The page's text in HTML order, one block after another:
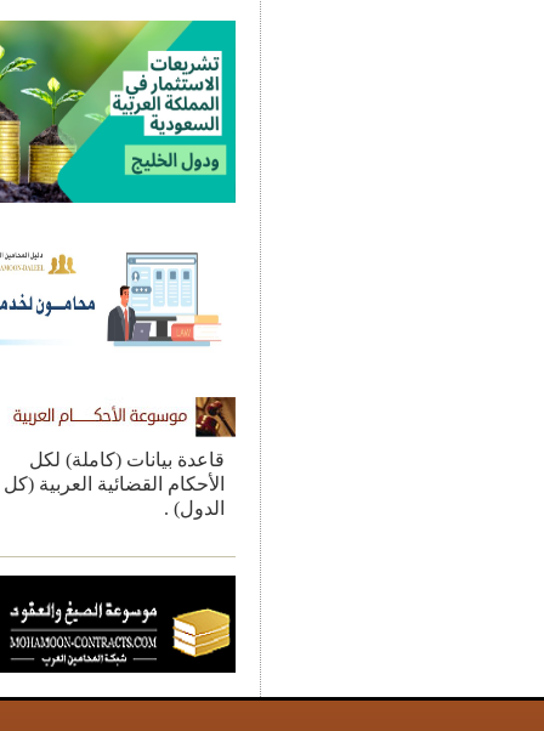
قاعدة بيانات (كاملة) لكل
الأحكام القضائية العربية (كل
الدول) .